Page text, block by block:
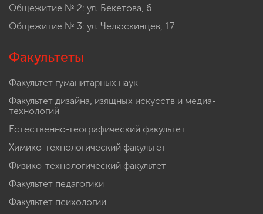
Общежитие № 2: ул. Бекетова, 6
Общежитие № 3: ул. Челюскинцев, 17
Факультеты
Факультет гуманитарных наук
Факультет дизайна, изящных искусств и медиа-
технологий
Естественно-географический факультет
Химико-технологический факультет
Физико-технологический факультет
Факультет педагогики
Факультет психологии